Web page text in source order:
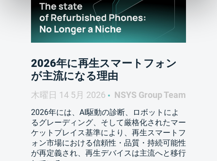
2026年に再生スマートフォン
が主流になる理由
木曜日 14 5月 2026 NSYS Group Team
2026年には、AI駆動の診断、ロボットによ
るグレーディング、そして厳格化されたマー
ケットプレイス基準により、再生スマートフ
ォン市場における信頼性・品質・持続可能性
が再定義され、再生デバイスは主流へと移行